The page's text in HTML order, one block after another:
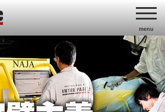
menu